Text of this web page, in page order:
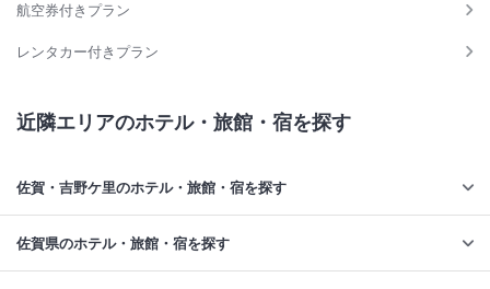
航空券付きプラン
レンタカー付きプラン
近隣エリアのホテル・旅館・宿を探す
佐賀・吉野ケ里のホテル・旅館・宿を探す
佐賀県のホテル・旅館・宿を探す